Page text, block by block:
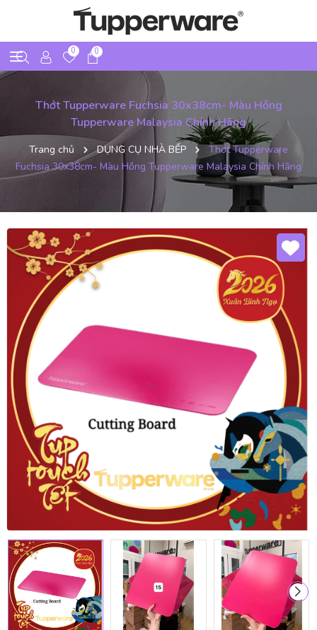
0 0
Thớt Tupperware Fuchsia 30x38cm- Màu Hồng
Tupperware Malaysia Chính Hãng
Trang chủ DỤNG CỤ NHÀ BẾP
Thớt Tupperware
Fuchsia 30x38cm- Màu Hồng Tupperware Malaysia Chính Hãng